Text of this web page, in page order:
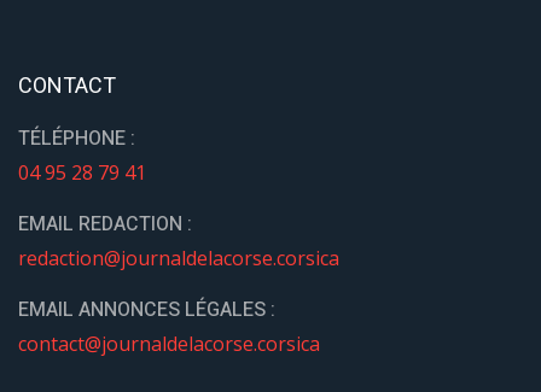
CONTACT
TÉLÉPHONE :
04 95 28 79 41
EMAIL REDACTION :
redaction@journaldelacorse.corsica
EMAIL ANNONCES LÉGALES :
contact@journaldelacorse.corsica